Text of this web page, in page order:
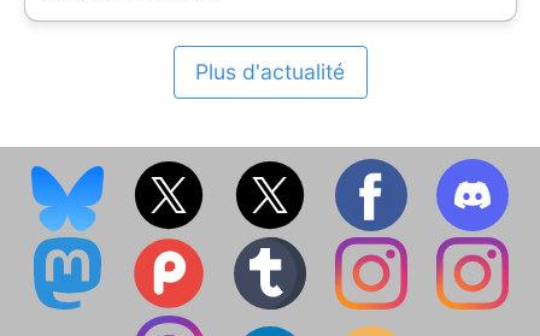
Plus d'actualité